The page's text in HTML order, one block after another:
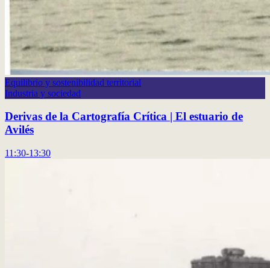
Equilibrio y sostenibilidad territorial
Industria y sociedad
Derivas de la Cartografía Crítica | El estuario de
Avilés
11:30-13:30